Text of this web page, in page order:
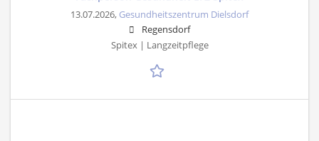
13.07.2026, Gesundheitszentrum Dielsdorf
Regensdorf
Spitex | Langzeitpflege